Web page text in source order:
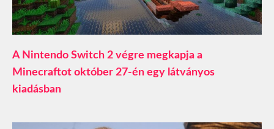
A Nintendo Switch 2 végre megkapja a
Minecraftot október 27-én egy látványos
kiadásban